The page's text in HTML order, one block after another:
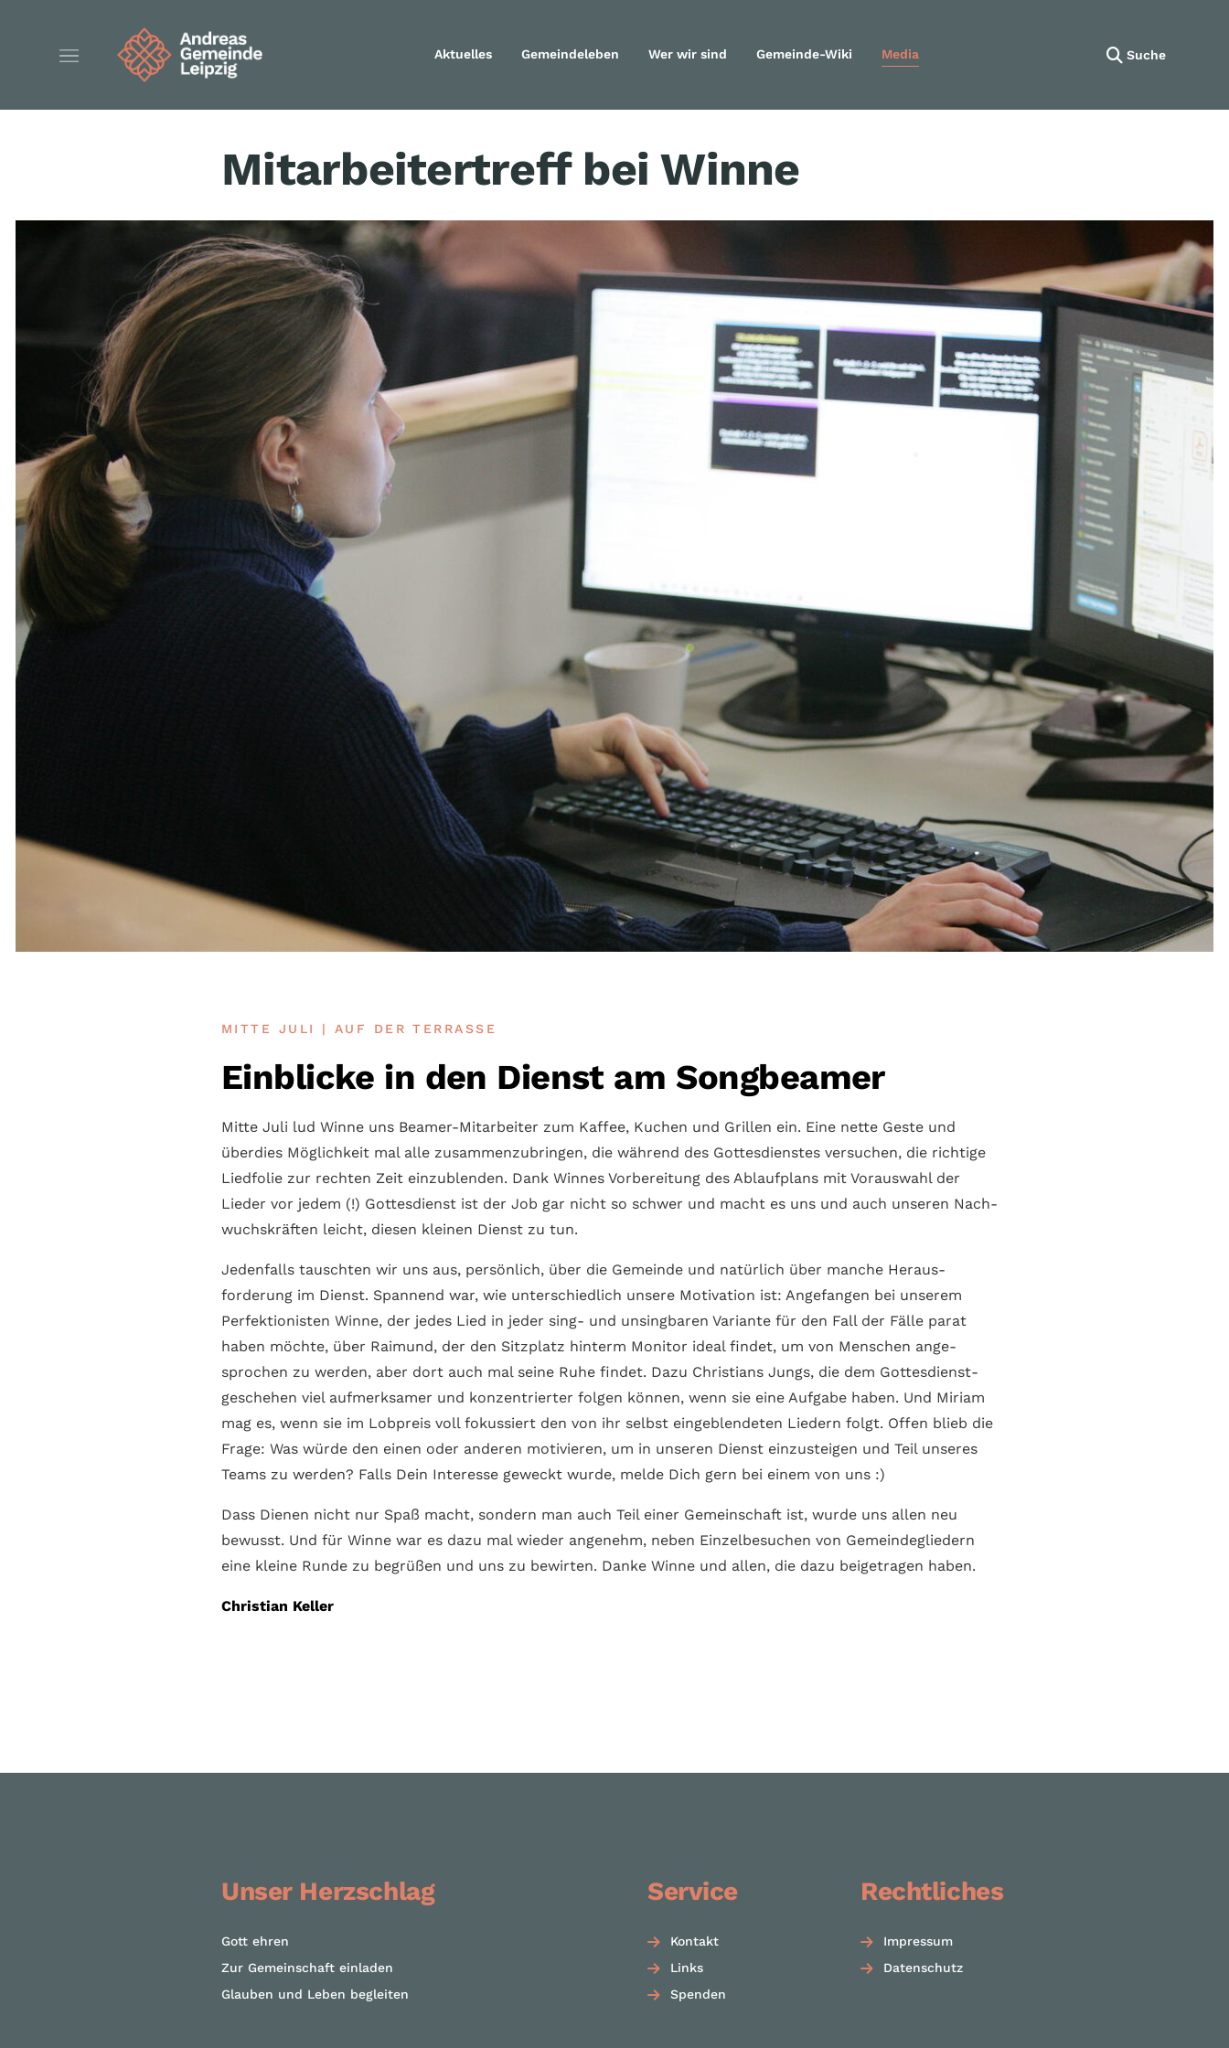
Navigation überspringen
Aktuelles Gemeindeleben Wer wir sind Gemeinde-Wiki Media Suche
Mitarbeitertreff bei Winne
MITTE JULI | AUF DER TERRASSE
Einblicke in den Dienst am Songbeamer
Mitte Juli lud Winne uns Beamer-Mit­arbeiter zum Kaffee, Kuchen und Grillen ein. Eine nette Geste und
überdies Mög­lichkeit mal alle zusammen­zubringen, die während des Gottes­dienstes versuchen, die richtige
Lied­folie zur rech­ten Zeit ein­zu­blenden. Dank Winnes Vor­bereitung des Ablauf­plans mit Voraus­wahl der
Lieder vor jedem (!) Gottes­dienst ist der Job gar nicht so schwer und macht es uns und auch unseren Nach­
wuchs­kräften leicht, diesen kleinen Dienst zu tun.
Jeden­falls tausch­ten wir uns aus, persönlich, über die Gemeinde und natür­lich über manche Heraus­
forderung im Dienst. Spannend war, wie unter­schiedlich unsere Motivation ist: Ange­fangen bei unserem
Perfektio­nisten Winne, der jedes Lied in jeder sing- und unsing­baren Variante für den Fall der Fälle parat
haben möchte, über Raimund, der den Sitzplatz hinterm Monitor ideal findet, um von Menschen ange­
sprochen zu werden, aber dort auch mal seine Ruhe findet. Dazu Christians Jungs, die dem Gottes­dienst­
geschehen viel aufmerksamer und konzen­trierter folgen können, wenn sie eine Aufgabe haben. Und Miriam
mag es, wenn sie im Lob­preis voll fokussiert den von ihr selbst ein­geblende­ten Liedern folgt. Offen blieb die
Frage: Was würde den einen oder anderen moti­vieren, um in unseren Dienst ein­zu­steigen und Teil unseres
Teams zu werden? Falls Dein Interesse geweckt wurde, melde Dich gern bei einem von uns :)
Dass Dienen nicht nur Spaß macht, sondern man auch Teil einer Gemein­schaft ist, wurde uns allen neu
bewusst. Und für Winne war es dazu mal wieder angenehm, neben Einzel­besuchen von Gemeinde­gliedern
eine kleine Runde zu begrüßen und uns zu bewirten. Danke Winne und allen, die dazu bei­ge­tragen haben.
Christian Keller
Unser Herzschlag
Gott ehren
Zur Gemeinschaft einladen
Glauben und Leben begleiten
Service
Kontakt
Links
Spenden
Rechtliches
Impressum
Datenschutz